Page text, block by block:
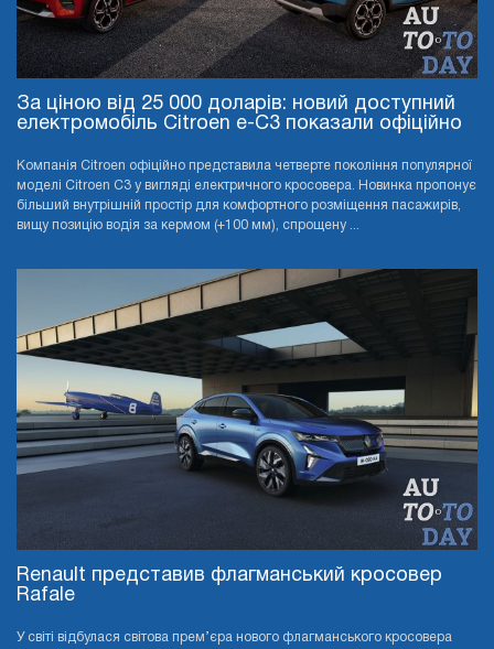
За ціною від 25 000 доларів: новий доступний
електромобіль Citroen e-C3 показали офіційно
Компанія Citroen офіційно представила четверте покоління популярної
моделі Citroen C3 у вигляді електричного кросовера. Новинка пропонує
більший внутрішній простір для комфортного розміщення пасажирів,
вищу позицію водія за кермом (+100 мм), спрощену ...
Renault представив флагманський кросовер
Rafale
У світі відбулася світова прем’єра нового флагманського кросовера